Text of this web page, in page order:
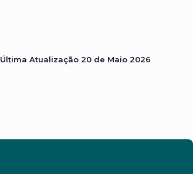
Última Atualização 20 de Maio 2026